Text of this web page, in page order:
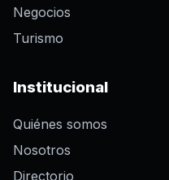
Negocios
Turismo
Institucional
Quiénes somos
Nosotros
Directorio